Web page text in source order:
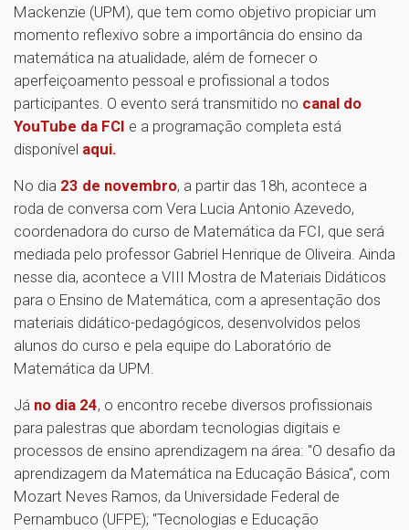
Mackenzie (UPM), que tem como objetivo propiciar um
momento reflexivo sobre a importância do ensino da
matemática na atualidade, além de fornecer o
aperfeiçoamento pessoal e profissional a todos
participantes. O evento será transmitido no canal do
YouTube da FCI e a programação completa está
disponível aqui.
No dia 23 de novembro, a partir das 18h, acontece a
roda de conversa com Vera Lucia Antonio Azevedo,
coordenadora do curso de Matemática da FCI, que será
mediada pelo professor Gabriel Henrique de Oliveira. Ainda
nesse dia, acontece a VIII Mostra de Materiais Didáticos
para o Ensino de Matemática, com a apresentação dos
materiais didático-pedagógicos, desenvolvidos pelos
alunos do curso e pela equipe do Laboratório de
Matemática da UPM.
Já no dia 24, o encontro recebe diversos profissionais
para palestras que abordam tecnologias digitais e
processos de ensino aprendizagem na área: "O desafio da
aprendizagem da Matemática na Educação Básica", com
Mozart Neves Ramos, da Universidade Federal de
Pernambuco (UFPE); "Tecnologias e Educação